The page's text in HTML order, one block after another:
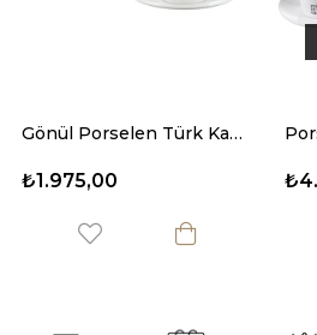
Gönül Porselen Türk Kahvesi Seti 2'li